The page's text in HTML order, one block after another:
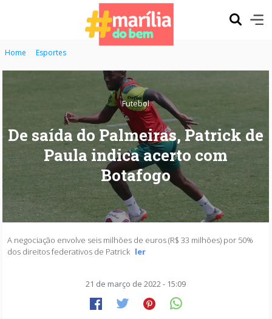
Home Esportes
Futebol
De saída do Palmeiras, Patrick de
Paula indica acerto com
Botafogo
A negociação envolve seis milhões de euros (R$ 33 milhões) por 50%
dos direitos federativos de Patrick ler
21 de março de 2022 - 15:09